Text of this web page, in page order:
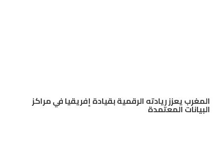
المغرب يعزز ريادته الرقمية بقيادة إفريقيا في مراكز
البيانات المعتمدة